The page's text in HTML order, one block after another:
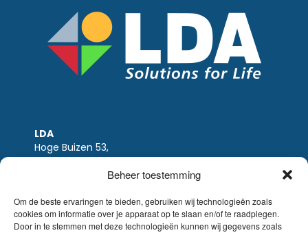
Beheer toestemming
Om de beste ervaringen te bieden, gebruiken wij technologieën zoals
cookies om informatie over je apparaat op te slaan en/of te raadplegen.
Door in te stemmen met deze technologieën kunnen wij gegevens zoals
LDA
Hoge Buizen 53,
1980 EPPEGEM
Tel +32 (0)2-266.13.13
BTW: BE0405.895.609
IBAN: KBC / BE51 7340 2410 9862